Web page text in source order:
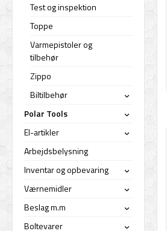
Test og inspektion
Toppe
Varmepistoler og
tilbehør
Zippo
Biltilbehør
›
Polar Tools ›
El-artikler ›
Arbejdsbelysning
Inventar og opbevaring
›
Værnemidler ›
Beslag m.m ›
Boltevarer ›